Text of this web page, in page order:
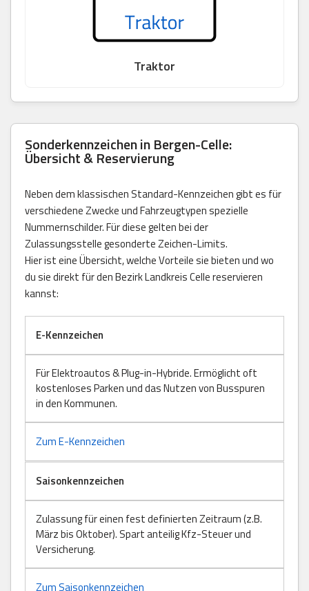
Traktor
Sonderkennzeichen in Bergen-Celle:
Übersicht & Reservierung
Neben dem klassischen Standard-Kennzeichen gibt es für
verschiedene Zwecke und Fahrzeugtypen spezielle
Nummernschilder. Für diese gelten bei der
Zulassungsstelle gesonderte Zeichen-Limits.
Hier ist eine Übersicht, welche Vorteile sie bieten und wo
du sie direkt für den Bezirk Landkreis Celle reservieren
kannst:
E-Kennzeichen
Für Elektroautos & Plug-in-Hybride. Ermöglicht oft
kostenloses Parken und das Nutzen von Busspuren
in den Kommunen.
Zum E-Kennzeichen
Saisonkennzeichen
Zulassung für einen fest definierten Zeitraum (z.B.
März bis Oktober). Spart anteilig Kfz-Steuer und
Versicherung.
Zum Saisonkennzeichen